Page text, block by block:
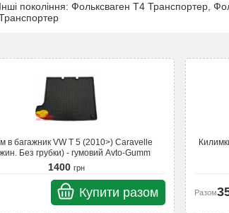
Інші покоління: Фольксваген Т4 Транспортер,
в багажник VW T 5 (2010>) Caravelle
Без грубки) - гумовий Avto-Gumm
1400 грн
Купити разом Разом